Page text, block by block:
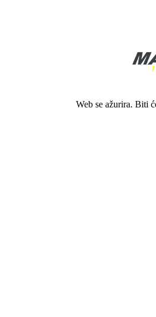
Web se ažurira. Biti